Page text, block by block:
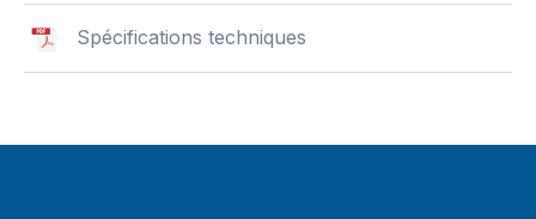
Spécifications techniques